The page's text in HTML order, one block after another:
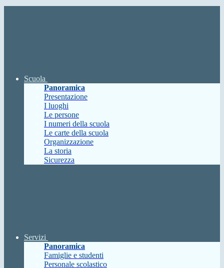
Scuola
Panoramica
Presentazione
I luoghi
Le persone
I numeri della scuola
Le carte della scuola
Organizzazione
La storia
Sicurezza
Servizi
Panoramica
Famiglie e studenti
Personale scolastico